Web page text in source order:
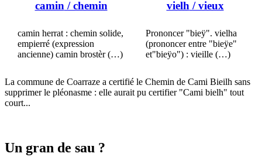
camin / chemin
camin herrat : chemin solide,
empierré (expression
ancienne) camin brostèr (…)
vielh / vieux
Prononcer "bieÿ". vielha
(prononcer entre "bieÿe"
et"bieÿo") : vieille (…)
La commune de Coarraze a certifié le Chemin de Cami Bieilh sans
supprimer le pléonasme : elle aurait pu certifier "Cami bielh" tout
court...
Un gran de sau ?